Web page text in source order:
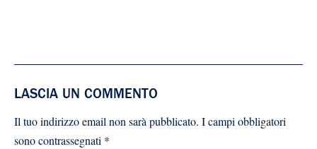
LASCIA UN COMMENTO
Il tuo indirizzo email non sarà pubblicato. I campi obbligatori
sono contrassegnati *